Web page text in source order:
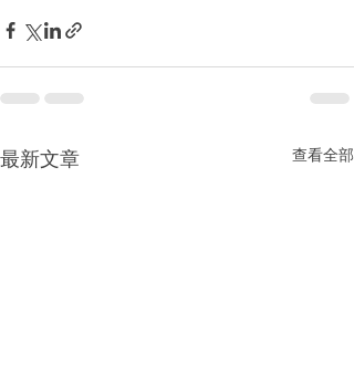
最新文章 查看全部